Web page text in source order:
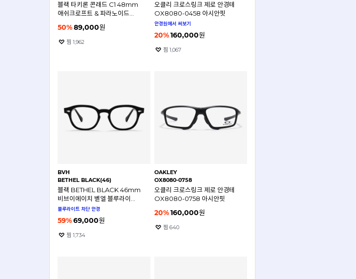
블랙 타키론 콘래드 C1 48mm
애쉬크로프트 & 파라노이드
50%89,000원
찜 1,962
오클리 크로스링크 제로 안경테
OX8080-0458 아시안핏
안경원에서 써보기
20%160,000원
찜 1,067
BVH
BETHEL BLACK(46)
블랙 BETHEL BLACK 46mm
비브이에이치 벧엘 블루라이트
차단 안경테
블루라이트 차단 안경
59%69,000원
찜 1,734
OAKLEY
OX8080-0758
오클리 크로스링크 제로 안경테
OX8080-0758 아시안핏
20%160,000원
찜 640